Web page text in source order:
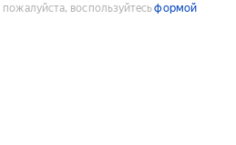
воспользуйтесьформой